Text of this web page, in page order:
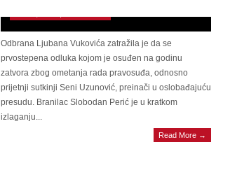
Odbrana Ljubana Vukovića zatražila je da se
prvostepena odluka kojom je osuđen na godinu
zatvora zbog ometanja rada pravosuđa, odnosno
prijetnji sutkinji Seni Uzunović, preinači u oslobađajuću
presudu. Branilac Slobodan Perić je u kratkom
izlaganju...
Read More →